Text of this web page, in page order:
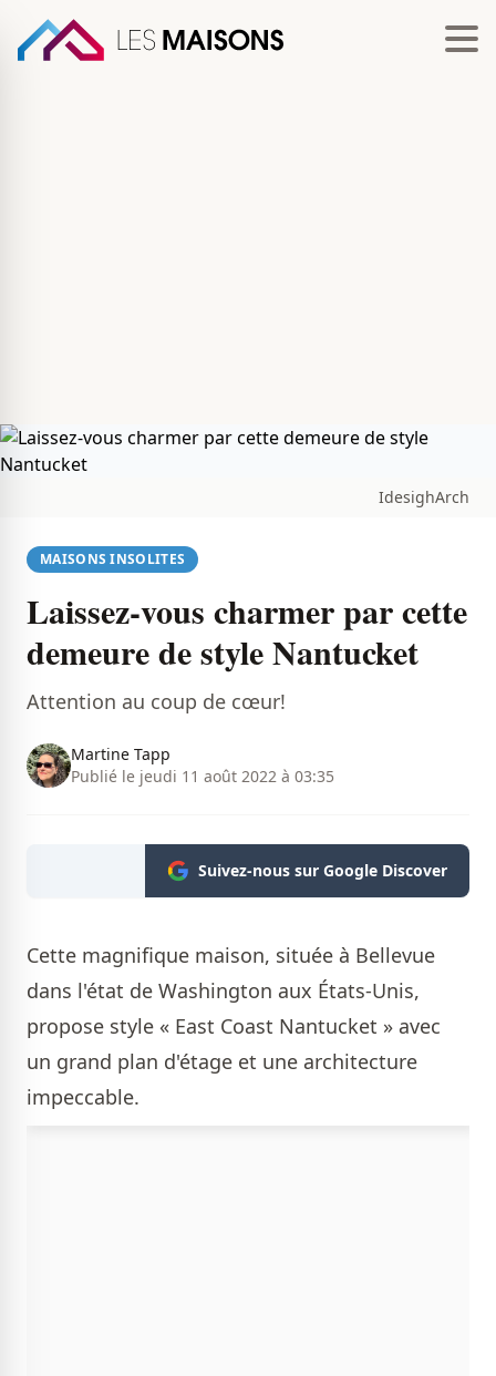
IdesighArch
MAISONS INSOLITES
Laissez-vous charmer par cette
demeure de style Nantucket
Attention au coup de cœur!
Martine Tapp
Publié le jeudi 11 août 2022 à 03:35
Suivez-nous sur Google Discover
Cette magnifique maison, située à Bellevue
dans l'état de Washington aux États-Unis,
propose style « East Coast Nantucket » avec
un grand plan d'étage et une architecture
impeccable.